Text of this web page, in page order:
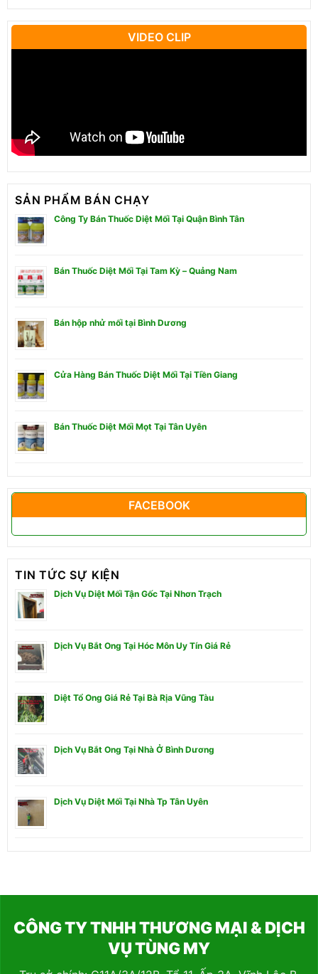
VIDEO CLIP
SẢN PHẨM BÁN CHẠY
Công Ty Bán Thuốc Diệt Mối Tại Quận Bình Tân
Bán Thuốc Diệt Mối Tại Tam Kỳ – Quảng Nam
Bán hộp nhử mối tại Bình Dương
Cửa Hàng Bán Thuốc Diệt Mối Tại Tiền Giang
Bán Thuốc Diệt Mối Mọt Tại Tân Uyên
FACEBOOK
TIN TỨC SỰ KIỆN
Dịch Vụ Diệt Mối Tận Gốc Tại Nhơn Trạch
Dịch Vụ Bắt Ong Tại Hóc Môn Uy Tín Giá Rẻ
Diệt Tổ Ong Giá Rẻ Tại Bà Rịa Vũng Tàu
Dịch Vụ Bắt Ong Tại Nhà Ở Bình Dương
Dịch Vụ Diệt Mối Tại Nhà Tp Tân Uyên
CÔNG TY TNHH THƯƠNG MẠI & DỊCH
VỤ TÙNG MY